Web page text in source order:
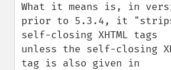
What it means is, in
prior to 5.3.4, it
self-closing XHTML tags
unless the self-closing
tag is also given in